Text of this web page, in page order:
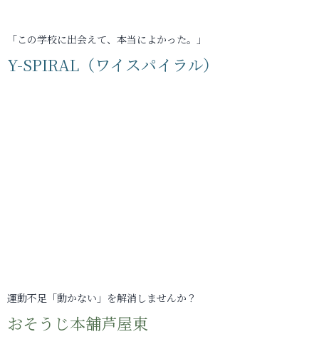
「この学校に出会えて、本当によかった。」
Y-SPIRAL（ワイスパイラル）
運動不足「動かない」を解消しませんか？
おそうじ本舗芦屋東